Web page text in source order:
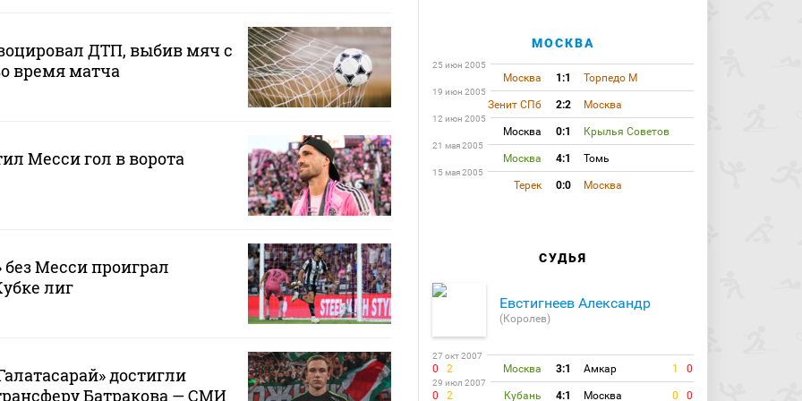
ДТП, выбив мяч с
время матча
Месси гол в ворота
Месси проиграл
лиг
достигли
Батракова — СМИ
МОСКВА
25 июн 2005
Москва 1:1 Торпедо М
19 июн 2005
Зенит СПб 2:2 Москва
12 июн 2005
Москва 0:1 Крылья Советов
21 мая 2005
Москва 4:1 Томь
15 мая 2005
Терек 0:0 Москва
СУДЬЯ
Евстигнеев Александр
(Королев)
27 окт 2007
0 2 Москва 3:1 Амкар 1 0
29 июл 2007
0 2 Кубань 4:1 Москва 0 0